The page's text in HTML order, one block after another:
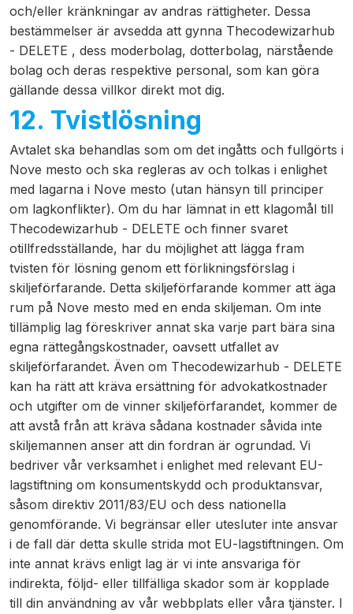
och/eller kränkningar av andras rättigheter. Dessa
bestämmelser är avsedda att gynna Thecodewizarhub
- DELETE , dess moderbolag, dotterbolag, närstående
bolag och deras respektive personal, som kan göra
gällande dessa villkor direkt mot dig.
12. Tvistlösning
Avtalet ska behandlas som om det ingåtts och fullgörts i
Nove mesto och ska regleras av och tolkas i enlighet
med lagarna i Nove mesto (utan hänsyn till principer
om lagkonflikter). Om du har lämnat in ett klagomål till
Thecodewizarhub - DELETE och finner svaret
otillfredsställande, har du möjlighet att lägga fram
tvisten för lösning genom ett förlikningsförslag i
skiljeförfarande. Detta skiljeförfarande kommer att äga
rum på Nove mesto med en enda skiljeman. Om inte
tillämplig lag föreskriver annat ska varje part bära sina
egna rättegångskostnader, oavsett utfallet av
skiljeförfarandet. Även om Thecodewizarhub - DELETE
kan ha rätt att kräva ersättning för advokatkostnader
och utgifter om de vinner skiljeförfarandet, kommer de
att avstå från att kräva sådana kostnader såvida inte
skiljemannen anser att din fordran är ogrundad. Vi
bedriver vår verksamhet i enlighet med relevant EU-
lagstiftning om konsumentskydd och produktansvar,
såsom direktiv 2011/83/EU och dess nationella
genomförande. Vi begränsar eller utesluter inte ansvar
i de fall där detta skulle strida mot EU-lagstiftningen. Om
inte annat krävs enligt lag är vi inte ansvariga för
indirekta, följd- eller tillfälliga skador som är kopplade
till din användning av vår webbplats eller våra tjänster. I